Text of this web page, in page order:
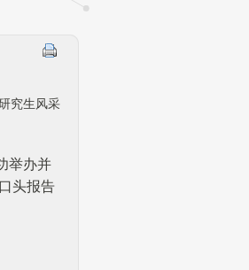
究生风采
举办并
头报告